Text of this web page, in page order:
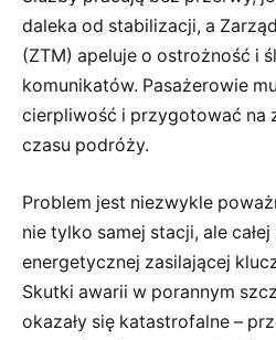
daleka od stabilizacji, a
(ZTM) apeluje o ostrożność i
komunikatów. Pasażerowie
cierpliwość i przygotować na
czasu podróży.
Problem jest niezwykle
nie tylko samej stacji, ale
energetycznej zasilającej
Skutki awarii w porannym
okazały się katastrofalne –